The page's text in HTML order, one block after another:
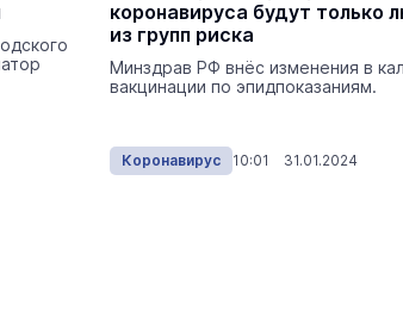
коронавируса будут только
из групп риска
Минздрав РФ внёс изменения в
вакцинации по эпидпоказаниям.
Коронавирус 10:01 31.01.2024
центр посетили два министра